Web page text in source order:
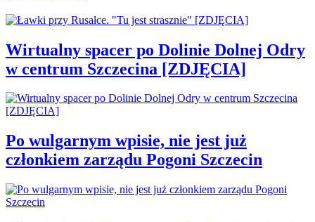
Wirtualny spacer po Dolinie Dolnej Odry
w centrum Szczecina [ZDJĘCIA]
Po wulgarnym wpisie, nie jest już
członkiem zarządu Pogoni Szczecin